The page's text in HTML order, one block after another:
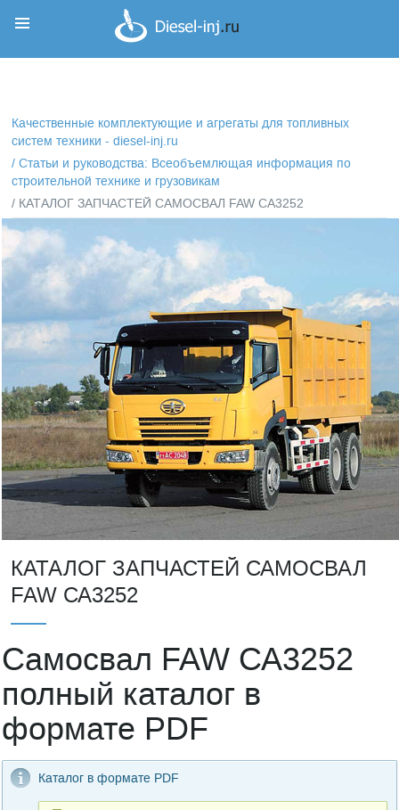
Качественные комплектующие и агрегаты для топливных
систем техники - diesel-inj.ru
/Статьи и руководства: Всеобъемлющая информация по
строительной технике и грузовикам
/ КАТАЛОГ ЗАПЧАСТЕЙ САМОСВАЛ FAW СА3252
КАТАЛОГ ЗАПЧАСТЕЙ САМОСВАЛ
FAW СА3252
Самосвал FAW СА3252
полный каталог в
формате PDF
Каталог в формате PDF